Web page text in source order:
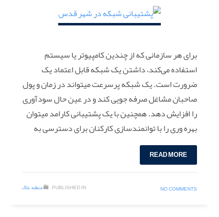
برای هر سازمانی که از چندین کامپیوتر یا سیستم
استفاده می‌کند، داشتن یک شبکه قابل اعتماد یک
ضرورت است. یک شبکه پرسرعت میتواند در زمان و پول
صاحبان مشاغل صرفه جویی کند و در عین حال سودآوری
را افزایش دهد. همچنین با یک پشتیبانی کارامد میتوان
بهره وری را با توانمندسازی کارکنان برای دسترسی به
READ MORE
PUBLISHED IN منطقهبلاگ NO COMMENTS